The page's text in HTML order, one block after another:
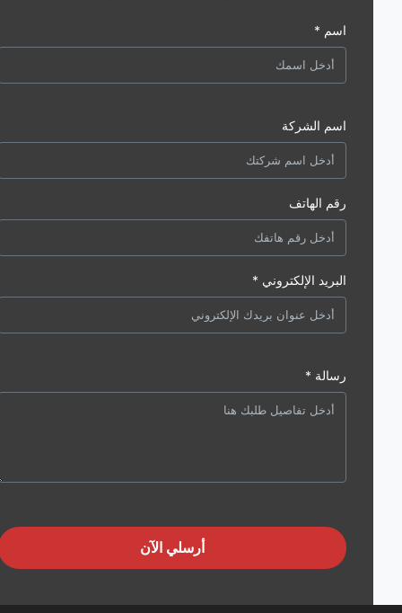
اسم *
اسم الشركة
رقم الهاتف
البريد الإلكتروني *
رسالة *
أرسلي الآن